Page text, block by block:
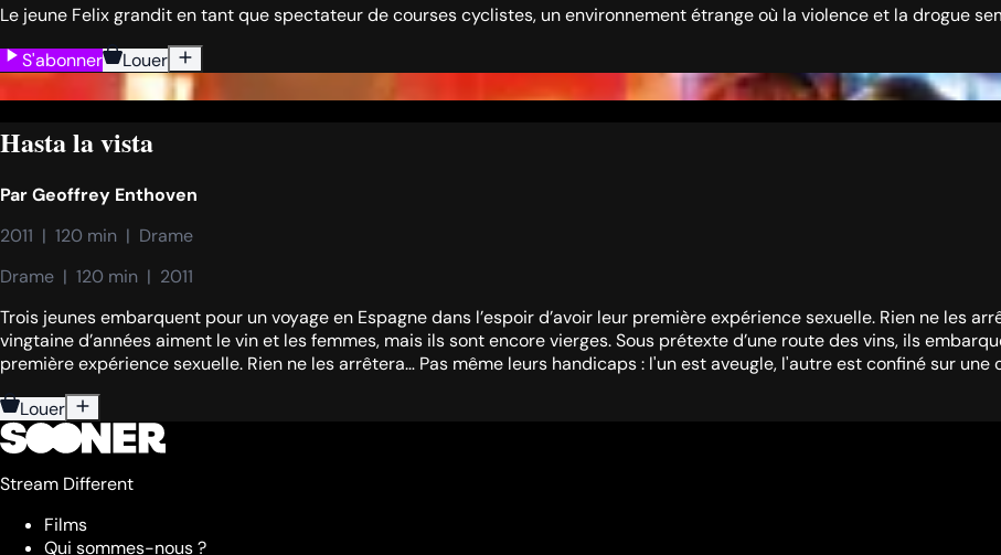
Le jeune Felix grandit en tant que spectateur de courses cyclistes, un environnement étrange où la violence et la drogue
S'abonner
Louer
Hasta la vista
ParGeoffrey Enthoven
2011  |  120 min  |  Drame
Drame  |  120 min  |  2011
Trois jeunes embarquent pour un voyage en Espagne dans l’espoir d’avoir leur première expérience sexuelle. Rien ne les
vingtaine d’années aiment le vin et les femmes, mais ils sont encore vierges. Sous prétexte d’une route des vins, ils
première expérience sexuelle. Rien ne les arrêtera… Pas même leurs handicaps : l'un est aveugle, l'autre est confiné sur une
Louer
Stream Different
Films
Qui sommes-nous ?